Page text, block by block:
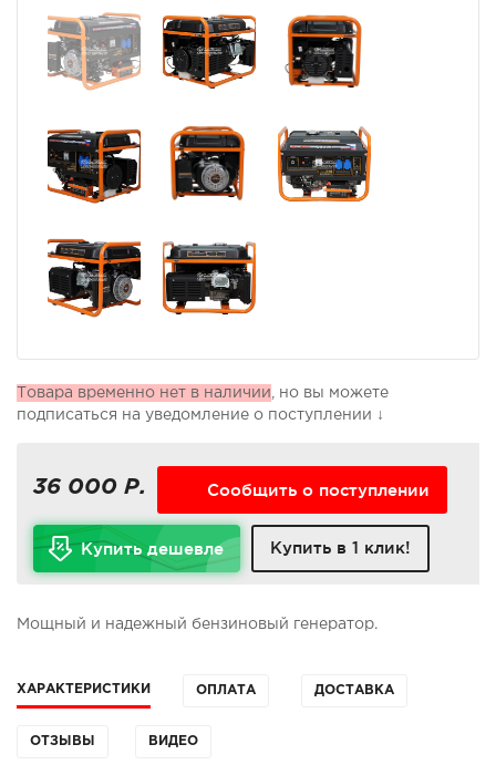
Товара временно нет в наличии , но вы можете
подписаться на уведомление о поступлении ↓
36 000 Р. Сообщить о поступлении
Купить дешевле Купить в 1 клик!
Мощный и надежный бензиновый генератор.
ХАРАКТЕРИСТИКИ ОПЛАТА ДОСТАВКА
ОТЗЫВЫ ВИДЕО